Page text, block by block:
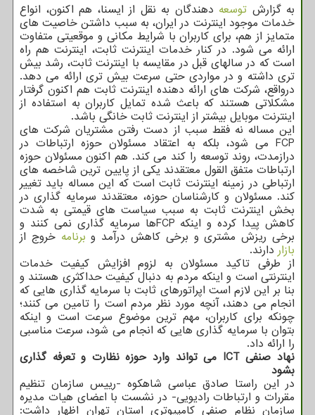
به گزارش توسعه دهندگان به نقل از ایسنا، هم اکنون، انواع
خدمات موجود اینترنت در ایران، به سبب داشتن خاصیت های
متمایز از هم، برای کاربران با شرایط مکانی و موقعیتی متفاوت
ارائه می شود. در کنار خدمات اینترنت ثابت، اینترنت هم راه
است که در سالهای قبل در مقایسه با اینترنت ثابت، رشد بیش
تری داشته و در مواردی حتی سرعت بیش تری ارائه می دهد.
درواقع، شرکت های ارائه دهنده اینترنت ثابت هم اکنون گرفتار
مشکلاتی هستند که باعث شده تمایل کاربران به استفاده از
اینترنت موبایل بیشتر از اینترنت ثابت خانگی باشد.
این مساله نه فقط سبب از دست رفتن مشتریان شرکت های
FCP می شود، بلکه به اعتقاد مسئولان حوزه ارتباطات در
درازمدت، روند توسعه را کند می کند. هم اکنون مسئولان حوزه
ارتباطات متفق القول معتقدند یکی از پایین ترین شاخصه های
ارتباطی در زمینه اینترنت ثابت است که این مساله باید تغییر
کند. مسئولان و کارشناسان حوزه، معتقدند سرمایه گذاری در
بخش اینترنت ثابت به سبب سیاست های قیمتی به شدت
کاهش پیدا کرده و اینکه FCPها سرمایه گذاری نمی کنند و
برخی ریزش مشتری و برخی کاهش درآمد و برنامه خروج از
بازار دارند.
از طرفی تاکید مسئولان به لزوم افزایش کیفیت خدمات
اینترنتی است و اینکه مردم به دنبال کیفیت حداکثری هستند و
بنا بر این لازم است اپراتورهای ثابت با سرمایه گذاری هایی که
انجام می دهند، آنچه مورد نظر مردم است را تامین می کنند؛
چونکه برای کاربران، مهم ترین موضوع سرعت است و اینکه
بتوان با سرمایه گذاری هایی که انجام می شود، سرعت مناسبی
را ارائه داد.
نهاد صنفی ICT می تواند وارد حوزه نظارت و تعرفه گذاری
بشود
در این راستا صادق عباسی شاهکوه -رییس سازمان تنظیم
مقررات و ارتباطات رادیویی- در نشست با اعضای هیات مدیره
سازمان نظام صنفی کامپیوتری استان تهران اظهار داشت: